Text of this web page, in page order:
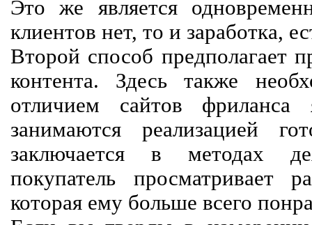
Это же является
клиентов нет, то и заработка,
Второй способ предполагает
контента. Здесь также
отличием сайтов
занимаются реализацией
заключается в методах
покупатель просматривает
которая ему больше всего